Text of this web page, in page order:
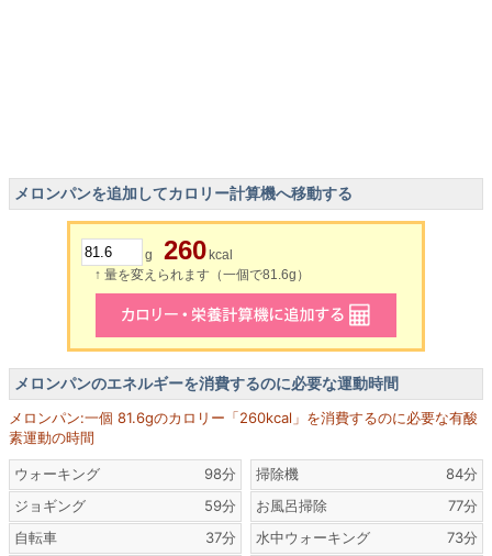
メロンパンを追加してカロリー計算機へ移動する
g 260 kcal
↑ 量を変えられます（一個で81.6g）
メロンパンのエネルギーを消費するのに必要な運動時間
メロンパン:一個 81.6gのカロリー「260kcal」を消費するのに必要な有酸
素運動の時間
ウォーキング
98分
ジョギング
59分
自転車
37分
掃除機
84分
お風呂掃除
77分
水中ウォーキング
73分